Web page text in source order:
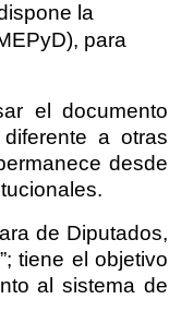
la
para
el documento
a otras
desde
de Diputados,
tiene el objetivo
al sistema de